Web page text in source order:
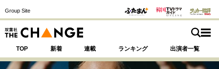
Group Site
TOP 新着 連載 ランキング 出演者一覧